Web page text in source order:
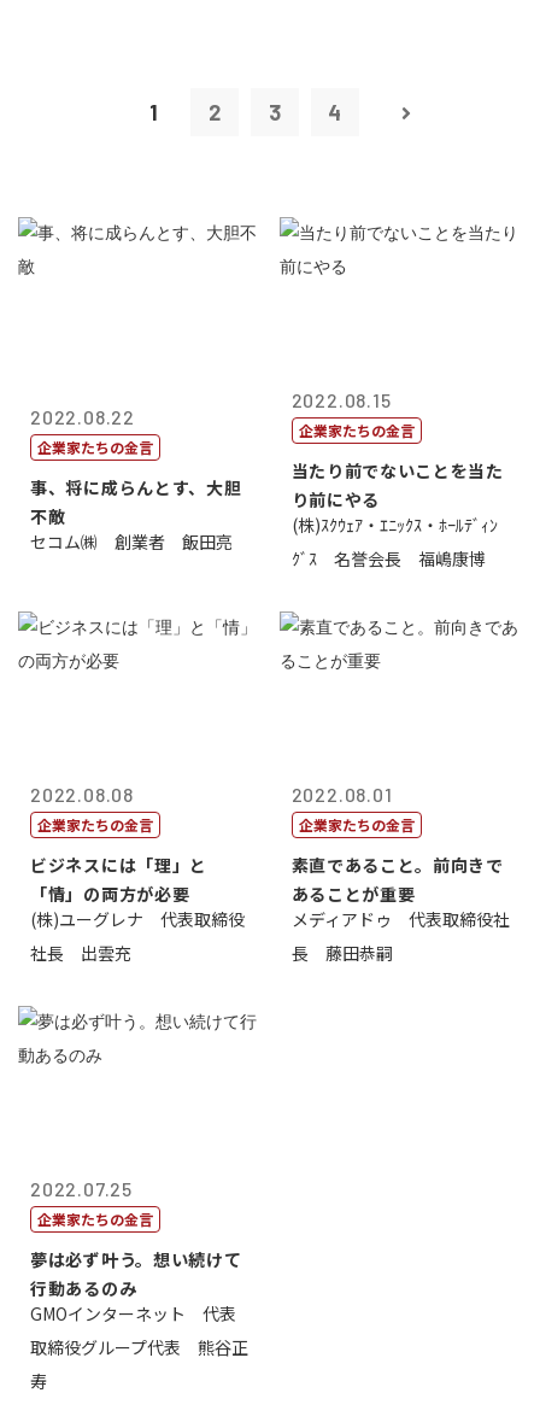
1 2 3 4
2022.08.22
企業家たちの金言
事、将に成らんとす、大胆
不敵
セコム㈱ 創業者 飯田亮
2022.08.15
企業家たちの金言
当たり前でないことを当た
り前にやる
(株)ｽｸｳｪｱ・ｴﾆｯｸｽ・ﾎｰﾙﾃﾞｨﾝ
ｸﾞｽ 名誉会長 福嶋康博
2022.08.08
企業家たちの金言
ビジネスには「理」と
「情」の両方が必要
(株)ユーグレナ 代表取締役
社長 出雲充
2022.08.01
企業家たちの金言
素直であること。前向きで
あることが重要
メディアドゥ 代表取締役社
長 藤田恭嗣
2022.07.25
企業家たちの金言
夢は必ず叶う。想い続けて
行動あるのみ
GMOインターネット 代表
取締役グループ代表 熊谷正
寿